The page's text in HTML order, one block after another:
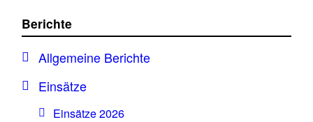
Berichte
Allgemeine Berichte
Einsätze
Einsätze 2026